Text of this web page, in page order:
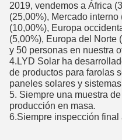
2019, vendemos a África
(25,00%), Mercado interno
(10,00%), Europa
(5,00%), Europa del Norte
y 50 personas en nuestra
4.LYD Solar ha
de productos para farolas
paneles solares y
5. Siempre una muestra
producción en masa.
6.Siempre inspección final